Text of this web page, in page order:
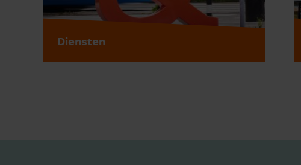
Diensten